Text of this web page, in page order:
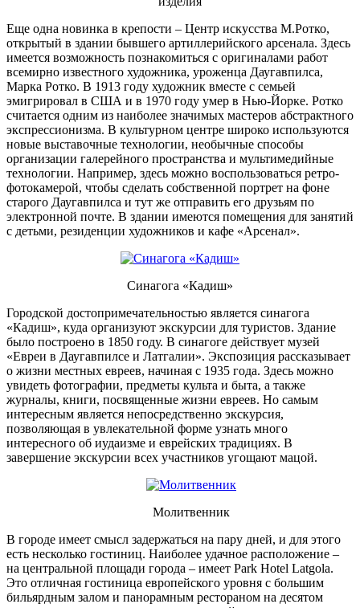
Еще одна новинка в крепости – Центр искусства М.Ротко,
открытый в здании бывшего артиллерийского арсенала. Здесь
имеется возможность познакомиться с оригиналами работ
всемирно известного художника, уроженца Даугавпилса,
Марка Ротко. В 1913 году художник вместе с семьей
эмигрировал в США и в 1970 году умер в Нью-Йорке. Ротко
считается одним из наиболее значимых мастеров абстрактного
экспрессионизма. В культурном центре широко используются
новые выставочные технологии, необычные способы
организации галерейного пространства и мультимедийные
технологии. Например, здесь можно воспользоваться ретро-
фотокамерой, чтобы сделать собственной портрет на фоне
старого Даугавпилса и тут же отправить его друзьям по
электронной почте. В здании имеются помещения для занятий
с детьми, резиденции художников и кафе «Арсенал».
Синагога «Кадиш»
Городской достопримечательностью является синагога
«Кадиш», куда организуют экскурсии для туристов. Здание
было построено в 1850 году. В синагоге действует музей
«Евреи в Даугавпилсе и Латгалии». Экспозиция рассказывает
о жизни местных евреев, начиная с 1935 года. Здесь можно
увидеть фотографии, предметы культа и быта, а также
журналы, книги, посвященные жизни евреев. Но самым
интересным является непосредственно экскурсия,
позволяющая в увлекательной форме узнать много
интересного об иудаизме и еврейских традициях. В
завершение экскурсии всех участников угощают мацой.
Молитвенник
В городе имеет смысл задержаться на пару дней, и для этого
есть несколько гостиниц. Наиболее удачное расположение –
на центральной площади города – имеет Park Hotel Latgola.
Это отличная гостиница европейского уровня с большим
бильярдным залом и панорамным рестораном на десятом